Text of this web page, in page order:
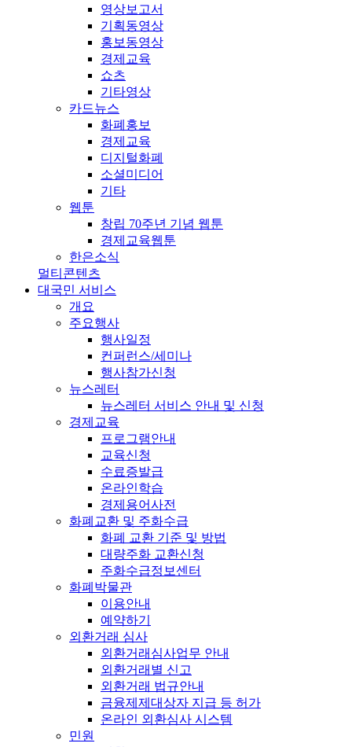
영상보고서
기획동영상
홍보동영상
경제교육
쇼츠
기타영상
카드뉴스
화폐홍보
경제교육
디지털화폐
소셜미디어
기타
웹툰
창립 70주년 기념 웹툰
경제교육웹툰
한은소식
멀티콘텐츠
대국민 서비스
개요
주요행사
행사일정
컨퍼런스/세미나
행사참가신청
뉴스레터
뉴스레터 서비스 안내 및 신청
경제교육
프로그램안내
교육신청
수료증발급
온라인학습
경제용어사전
화폐교환 및 주화수급
화폐 교환 기준 및 방법
대량주화 교환신청
주화수급정보센터
화폐박물관
이용안내
예약하기
외환거래 심사
외환거래심사업무 안내
외환거래별 신고
외환거래 법규안내
금융제제대상자 지급 등 허가
온라인 외환심사 시스템
민원